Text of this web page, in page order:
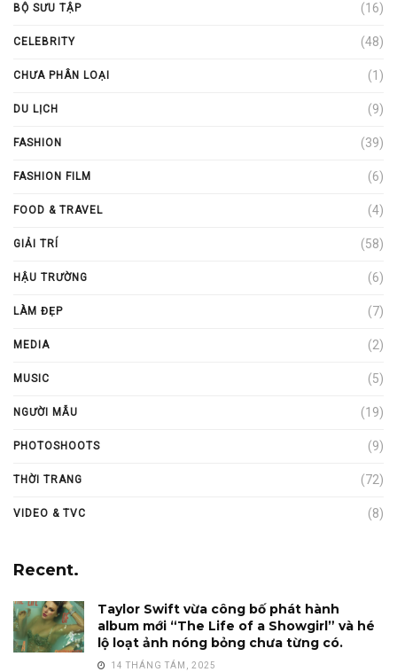
BỘ SƯU TẬP (16)
CELEBRITY (48)
CHƯA PHÂN LOẠI (1)
DU LỊCH (9)
FASHION (39)
FASHION FILM (6)
FOOD & TRAVEL (4)
GIẢI TRÍ (58)
HẬU TRƯỜNG (6)
LÀM ĐẸP (7)
MEDIA (2)
MUSIC (5)
NGƯỜI MẪU (19)
PHOTOSHOOTS (9)
THỜI TRANG (72)
VIDEO & TVC (8)
Recent.
Taylor Swift vừa công bố phát hành
album mới “The Life of a Showgirl” và hé
lộ loạt ảnh nóng bỏng chưa từng có.
14 THÁNG TÁM, 2025